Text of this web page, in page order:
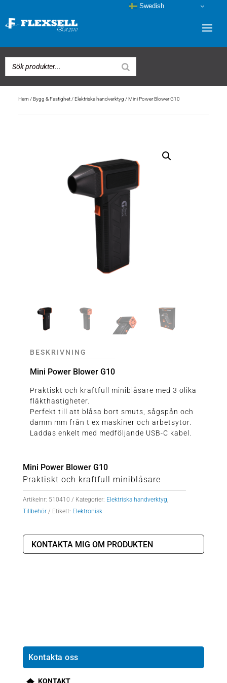
Hem/Bygg & Fastighet/Elektriska handverktyg / Mini Power Blower G10
BESKRIVNING
Mini Power Blower G10
Praktiskt och kraftfull miniblåsare med 3 olika
fläkthastigheter.
Perfekt till att blåsa bort smuts, sågspån och
damm mm från t ex maskiner och arbetsytor.
Laddas enkelt med medföljande USB-C kabel.
Mini Power Blower G10
Praktiskt och kraftfull miniblåsare
Artikelnr: 510410 Kategorier: Elektriska handverktyg,
Tillbehör
Etikett: Elektronisk
KONTAKTA MIG OM PRODUKTEN
Kontakta oss
KONTAKT
Swedish